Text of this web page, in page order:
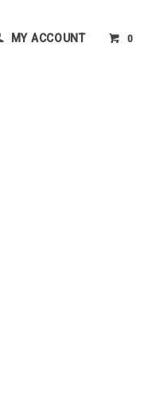
MY ACCOUNT 0